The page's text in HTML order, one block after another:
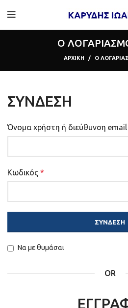
Ο
ΑΡΧΙΚΗ Ο
ΣΎΝΔΕΣΗ
Όνομα χρήστη ή διεύθυνση email
Κωδικός *
ΣΥΝΔΕΣΗ
Να με θυμάσαι
OR